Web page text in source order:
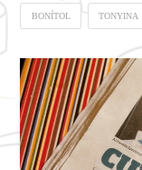
BONÍTOL TONYINA